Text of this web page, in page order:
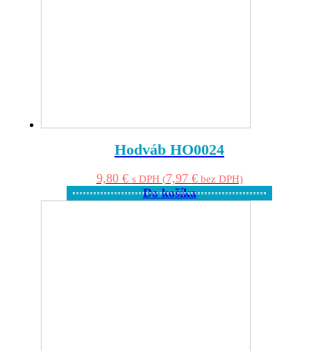
Hodváb HO0024
9,80 € s DPH (7,97 €bez DPH)
Do košíka